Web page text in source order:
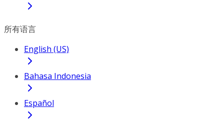
所有语言
English (US)
Bahasa Indonesia
Español